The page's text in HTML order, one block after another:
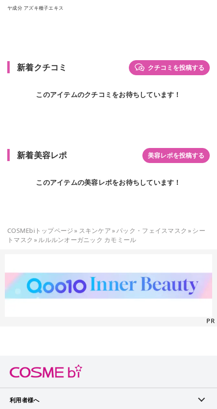
ヤ成分 アズキ種子エキス
新着クチコミ クチコミを投稿する
このアイテムのクチコミをお待ちしています！
新着美容レポ 美容レポを投稿する
このアイテムの美容レポをお待ちしています！
COSMEbiトップページ» スキンケア»パック・フェイスマスク » シー
トマスク » ルルルンオーガニック カモミール
PR
利用者様へ